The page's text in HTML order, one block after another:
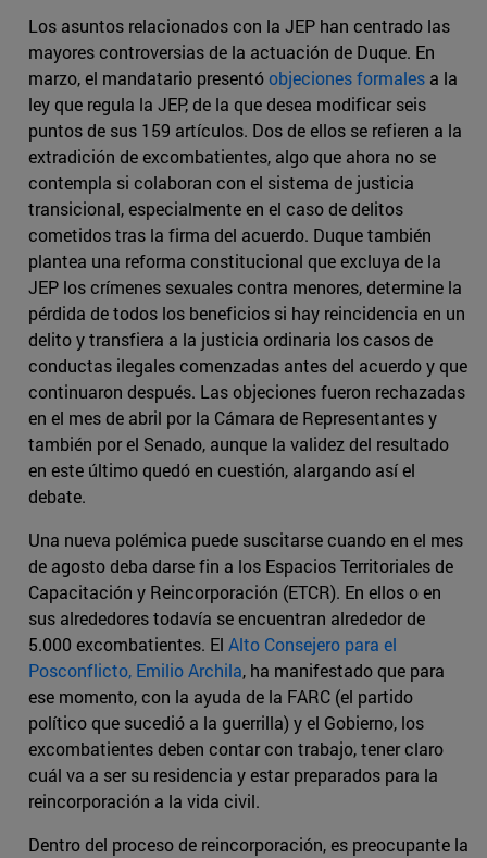
Los asuntos relacionados con la JEP han centrado las
mayores controversias de la actuación de Duque. En
marzo, el mandatario presentóobjeciones formales a la
ley que regula la JEP, de la que desea modificar seis
puntos de sus 159 artículos. Dos de ellos se refieren a la
extradición de excombatientes, algo que ahora no se
contempla si colaboran con el sistema de justicia
transicional, especialmente en el caso de delitos
cometidos tras la firma del acuerdo. Duque también
plantea una reforma constitucional que excluya de la
JEP los crímenes sexuales contra menores, determine la
pérdida de todos los beneficios si hay reincidencia en un
delito y transfiera a la justicia ordinaria los casos de
conductas ilegales comenzadas antes del acuerdo y que
continuaron después. Las objeciones fueron rechazadas
en el mes de abril por la Cámara de Representantes y
también por el Senado, aunque la validez del resultado
en este último quedó en cuestión, alargando así el
debate.
Una nueva polémica puede suscitarse cuando en el mes
de agosto deba darse fin a los Espacios Territoriales de
Capacitación y Reincorporación (ETCR). En ellos o en
sus alrededores todavía se encuentran alrededor de
5.000 excombatientes. El Alto Consejero para el
Posconflicto, Emilio Archila, ha manifestado que para
ese momento, con la ayuda de la FARC (el partido
político que sucedió a la guerrilla) y el Gobierno, los
excombatientes deben contar con trabajo, tener claro
cuál va a ser su residencia y estar preparados para la
reincorporación a la vida civil.
Dentro del proceso de reincorporación, es preocupante la